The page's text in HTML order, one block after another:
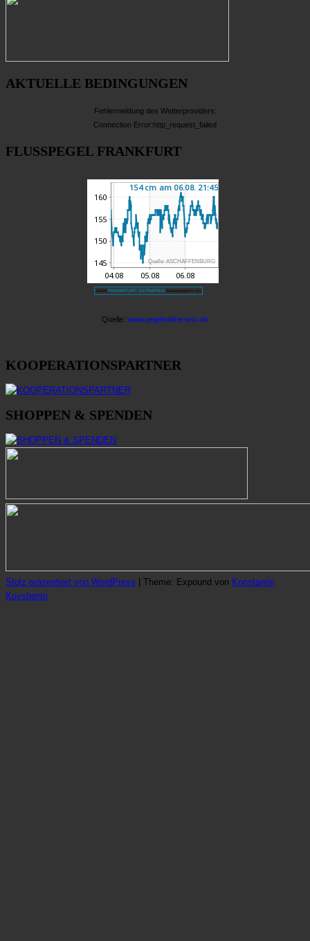
AKTUELLE BEDINGUNGEN
Fehlermeldung des Wetterproviders:
Connection Error:http_request_failed
FLUSSPEGEL FRANKFURT
KOOPERATIONSPARTNER
SHOPPEN & SPENDEN
Stolz präsentiert von WordPress Theme: Expound von Konstantin
Kovshenin